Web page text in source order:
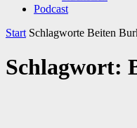
Podcast
Start Schlagworte Beiten
Schlagwort: